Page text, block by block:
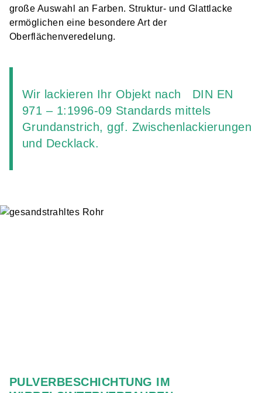
große Auswahl an Farben. Struktur- und Glattlacke
ermöglichen eine besondere Art der
Oberflächenveredelung.
Wir lackieren Ihr Objekt nach DIN EN
971 – 1:1996-09 Standards mittels
Grundanstrich, ggf. Zwischenlackierungen
und Decklack.
PULVERBESCHICHTUNG IM